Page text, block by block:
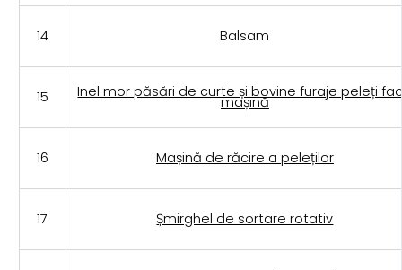
14 Balsam
15 Inel mor păsări de curte și bovine furaje peleți
mașină
16 Mașină de răcire a peleților
17 Șmirghel de sortare rotativ